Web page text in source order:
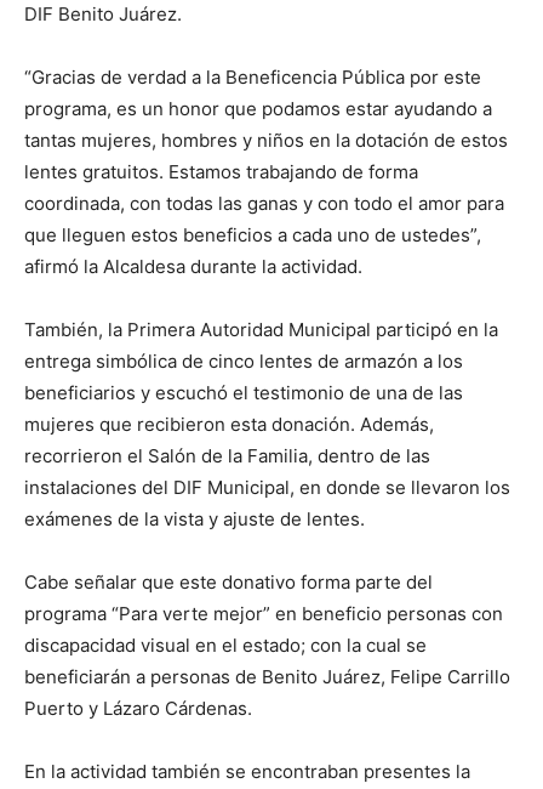
DIF Benito Juárez.
“Gracias de verdad a la Beneficencia Pública por este
programa, es un honor que podamos estar ayudando a
tantas mujeres, hombres y niños en la dotación de estos
lentes gratuitos. Estamos trabajando de forma
coordinada, con todas las ganas y con todo el amor para
que lleguen estos beneficios a cada uno de ustedes”,
afirmó la Alcaldesa durante la actividad.
También, la Primera Autoridad Municipal participó en la
entrega simbólica de cinco lentes de armazón a los
beneficiarios y escuchó el testimonio de una de las
mujeres que recibieron esta donación. Además,
recorrieron el Salón de la Familia, dentro de las
instalaciones del DIF Municipal, en donde se llevaron los
exámenes de la vista y ajuste de lentes.
Cabe señalar que este donativo forma parte del
programa “Para verte mejor” en beneficio personas con
discapacidad visual en el estado; con la cual se
beneficiarán a personas de Benito Juárez, Felipe Carrillo
Puerto y Lázaro Cárdenas.
En la actividad también se encontraban presentes la